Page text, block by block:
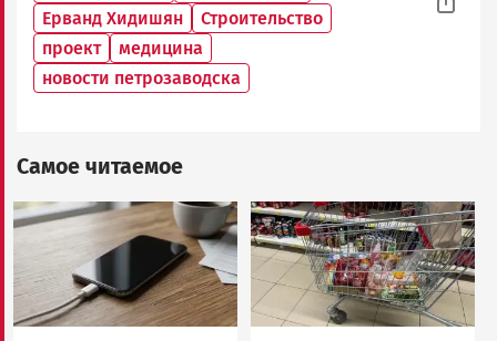
Ерванд Хидишян
Строительство
проект
медицина
новости петрозаводска
Самое читаемое
Image Image